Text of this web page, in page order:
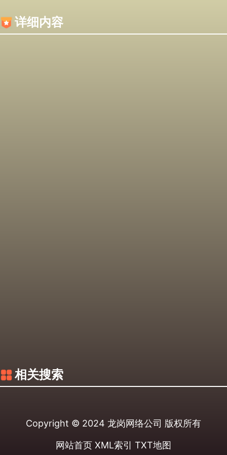
详细内容
相关搜索
Copyright © 2024 龙岗网络公司 版权所有
网站首页 XML索引 TXT地图